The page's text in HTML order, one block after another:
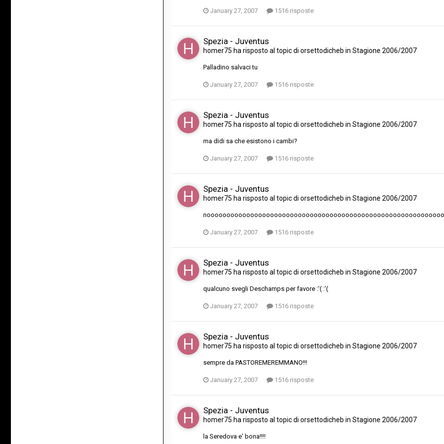
January 27, 2007 1516 risposte
Spezia - Juventus
homer75 ha risposto al topic di orsettodicheb in Stagione 2006/2007
Palladino salvaci tu
January 27, 2007 1516 risposte
Spezia - Juventus
homer75 ha risposto al topic di orsettodicheb in Stagione 2006/2007
ma didi sa che esistono i cambi?
January 27, 2007 1516 risposte
Spezia - Juventus
homer75 ha risposto al topic di orsettodicheb in Stagione 2006/2007
January 27, 2007 1516 risposte
Spezia - Juventus
homer75 ha risposto al topic di orsettodicheb in Stagione 2006/2007
qualcuno svegli Deschamps per favore :'( :'(
January 27, 2007 1516 risposte
Spezia - Juventus
homer75 ha risposto al topic di orsettodicheb in Stagione 2006/2007
sempre da PASTOREMEREMMANO!!!
January 27, 2007 1516 risposte
Spezia - Juventus
homer75 ha risposto al topic di orsettodicheb in Stagione 2006/2007
la Seredova e' bona!!!!